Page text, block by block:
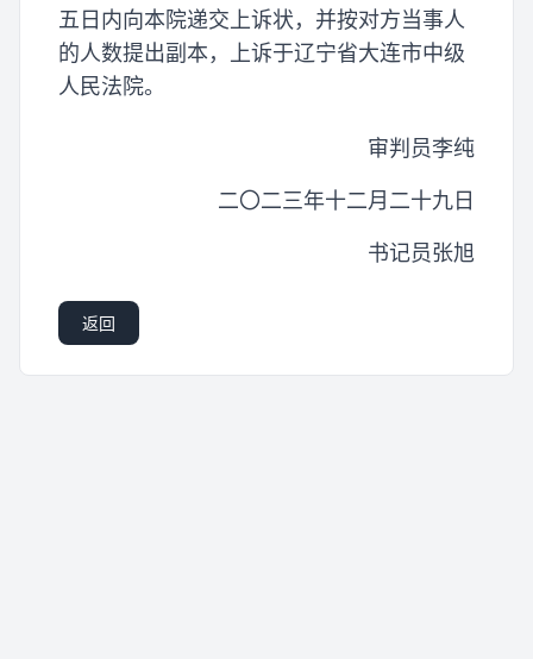
五日内向本院递交上诉状，并按对方当事人
的人数提出副本，上诉于辽宁省大连市中级
人民法院。
审判员李纯
二〇二三年十二月二十九日
书记员张旭
返回